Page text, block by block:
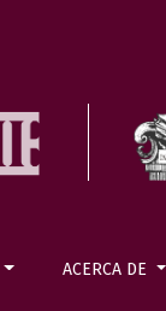
ACERCA DE